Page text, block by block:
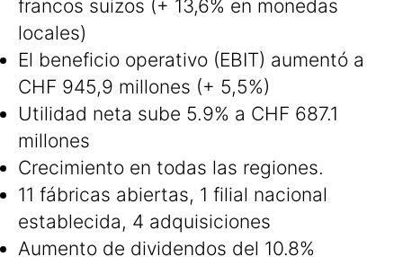
francos suizos (+ 13,6% en monedas
locales)
El beneficio operativo (EBIT) aumentó a
CHF 945,9 millones (+ 5,5%)
Utilidad neta sube 5.9% a CHF 687.1
millones
Crecimiento en todas las regiones.
11 fábricas abiertas, 1 filial nacional
establecida, 4 adquisiciones
Aumento de dividendos del 10.8%